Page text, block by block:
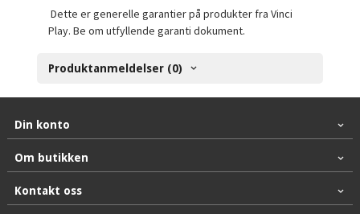
Dette er generelle garantier på produkter fra Vinci
Play. Be om utfyllende garanti dokument.
Produktanmeldelser (0)
Din konto
Om butikken
Kontakt oss